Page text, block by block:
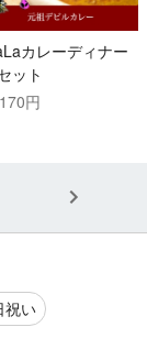
カレーディナー
ット
円
祝い